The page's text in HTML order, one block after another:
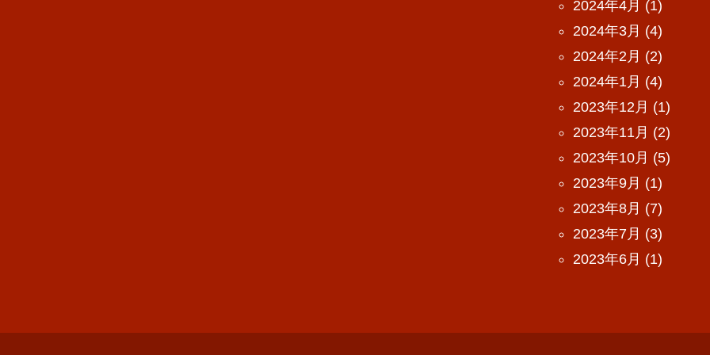
2024年4月 (1)
2024年3月 (4)
2024年2月 (2)
2024年1月 (4)
2023年12月 (1)
2023年11月 (2)
2023年10月 (5)
2023年9月 (1)
2023年8月 (7)
2023年7月 (3)
2023年6月 (1)